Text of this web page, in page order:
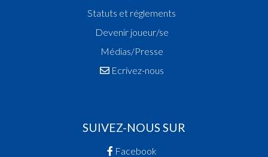
Statuts et réglements
Devenir joueur/se
Médias/Presse
Ecrivez-nous
SUIVEZ-NOUS SUR
Facebook